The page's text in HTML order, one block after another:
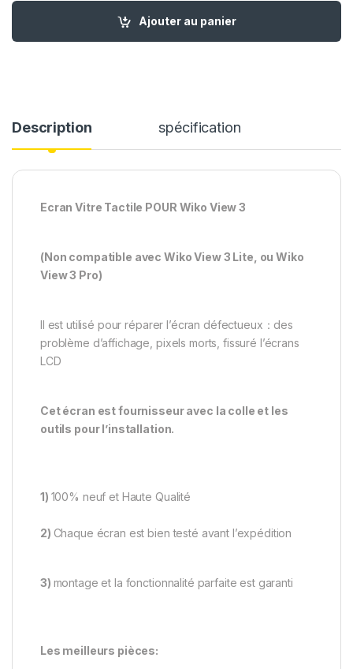
quantité de Ecran LCD Remplacement pour WIKO View 3
Ajouter au panier
Description spécification
Ecran Vitre Tactile POUR Wiko View 3
(Non compatible avec Wiko View 3 Lite, ou Wiko
View 3 Pro)
Il est utilisé pour réparer l’écran défectueux：des
problème d’affichage, pixels morts, fissuré l’écrans
LCD
Cet écran est fournisseur avec la colle et les
outils pour l’installation.
1) 100% neuf et Haute Qualité
2) Chaque écran est bien testé avant l’expédition
3) montage et la fonctionnalité parfaite est garanti
Les meilleurs pièces: